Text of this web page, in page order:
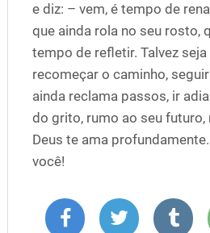
e diz: – vem, é tempo de
que ainda rola no seu rosto,
tempo de refletir. Talvez seja
recomeçar o caminho,
ainda reclama passos, ir
do grito, rumo ao seu futuro,
Deus te ama
você!